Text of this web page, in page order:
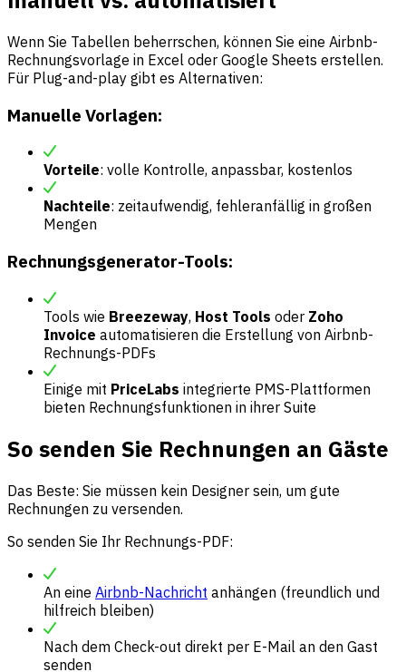
Wenn Sie Tabellen beherrschen, können Sie eine Airbnb-
Rechnungsvorlage in Excel oder Google Sheets erstellen.
Für Plug-and-play gibt es Alternativen:
Manuelle Vorlagen:
Vorteile: volle Kontrolle, anpassbar, kostenlos
Nachteile: zeitaufwendig, fehleranfällig in großen
Mengen
Rechnungsgenerator-Tools:
Tools wie Breezeway, Host Tools oder Zoho
Invoice automatisieren die Erstellung von Airbnb-
Rechnungs-PDFs
Einige mit PriceLabs integrierte PMS-Plattformen
bieten Rechnungsfunktionen in ihrer Suite
So senden Sie Rechnungen an Gäste
Das Beste: Sie müssen kein Designer sein, um gute
Rechnungen zu versenden.
So senden Sie Ihr Rechnungs-PDF:
An eine Airbnb-Nachricht anhängen (freundlich und
hilfreich bleiben)
Nach dem Check-out direkt per E-Mail an den Gast
senden